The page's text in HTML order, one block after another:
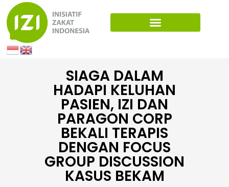
SIAGA DALAM
HADAPI KELUHAN
PASIEN, IZI DAN
PARAGON CORP
BEKALI TERAPIS
DENGAN FOCUS
GROUP DISCUSSION
KASUS BEKAM